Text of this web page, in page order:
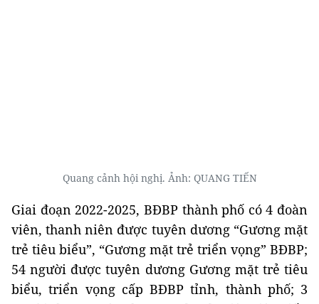
Quang cảnh hội nghị. Ảnh: QUANG TIẾN
Giai đoạn 2022-2025, BĐBP thành phố có 4 đoàn
viên, thanh niên được tuyên dương “Gương mặt
trẻ tiêu biểu”, “Gương mặt trẻ triển vọng” BĐBP;
54 người được tuyên dương Gương mặt trẻ tiêu
biểu, triển vọng cấp BĐBP tỉnh, thành phố; 3